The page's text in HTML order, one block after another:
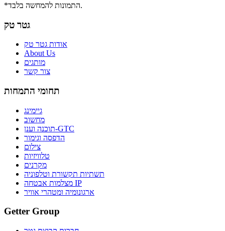
*התמונות להמחשה בלבד.
גטר טק
אודות גטר טק
About Us
מותגים
צור קשר
תחומי התמחות
גיימינג
מחשוב
תוכנה וענן-GTC
הדפסה וגימור
צילום
טלוויזיות
מקרנים
תשתיות תקשורת וטלפוניה
מצלמות אבטחה IP
ארגונומיה ומטהרי אוויר
Getter Group